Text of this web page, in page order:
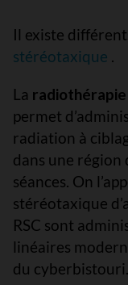
Il existe
stéréotaxique .
La
permet
radiation à
dans une région
séances. On
stéréotaxique
RSC sont
linéaires
du